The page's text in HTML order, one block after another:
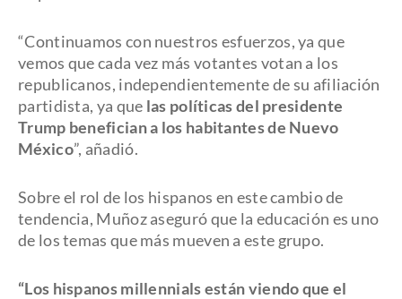
“Continuamos con nuestros esfuerzos, ya que
vemos que cada vez más votantes votan a los
republicanos, independientemente de su afiliación
partidista, ya que las políticas del presidente
Trump benefician a los habitantes de Nuevo
México”, añadió.
Sobre el rol de los hispanos en este cambio de
tendencia, Muñoz aseguró que la educación es uno
de los temas que más mueven a este grupo.
“Los hispanos millennials están viendo que el